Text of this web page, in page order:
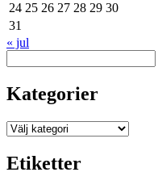
24 25 26 27 28 29 30
31
« jul
Kategorier
Kategorier
Etiketter